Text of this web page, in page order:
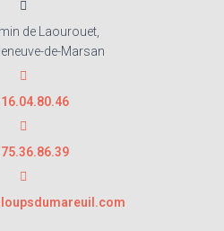
de Laourouet,
de-Marsan